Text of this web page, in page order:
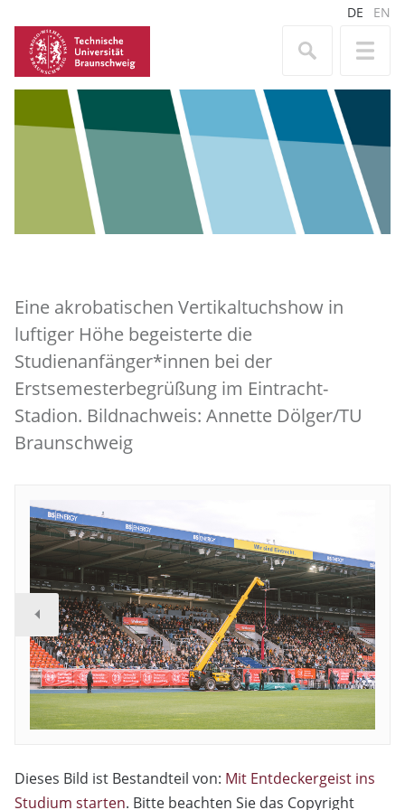
DE EN
Eine akrobatischen Vertikaltuchshow in
luftiger Höhe begeisterte die
Studienanfänger*innen bei der
Erstsemesterbegrüßung im Eintracht-
Stadion. Bildnachweis: Annette Dölger/TU
Braunschweig
Dieses Bild ist Bestandteil von: Mit Entdeckergeist ins
Studium starten. Bitte beachten Sie das Copyright